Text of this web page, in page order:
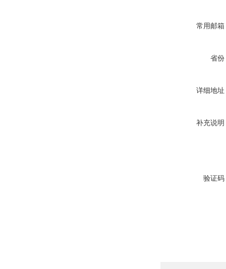
常用邮箱
省份
详细地址
补充说明
验证码